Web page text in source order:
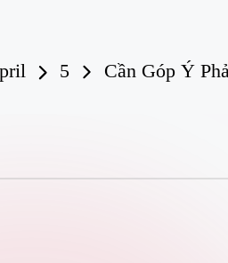
5
Cần Góp Ý